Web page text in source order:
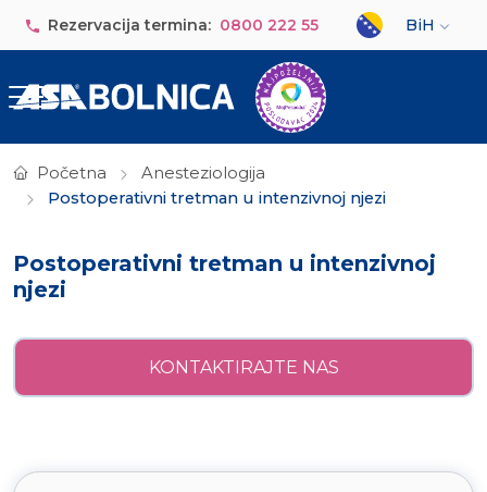
Rezervacija termina: 0800 222 55
Select your
BiH
Početna
Anesteziologija
Postoperativni tretman u intenzivnoj njezi
Postoperativni tretman u intenzivnoj
njezi
KONTAKTIRAJTE NAS